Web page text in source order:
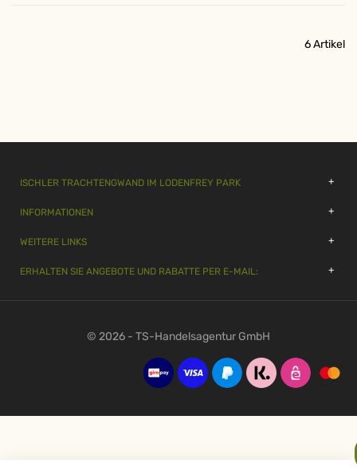
6Artikel
ISCHLER TRACHTENGWAND IM LODENFREY PARK
INFORMATIONEN
WEITERE LINKS
ERHALTEN SIE ANGEBOTE UND RABATTE PER E-MAIL:
© 2026 - TS-Handelsagentur GmbH